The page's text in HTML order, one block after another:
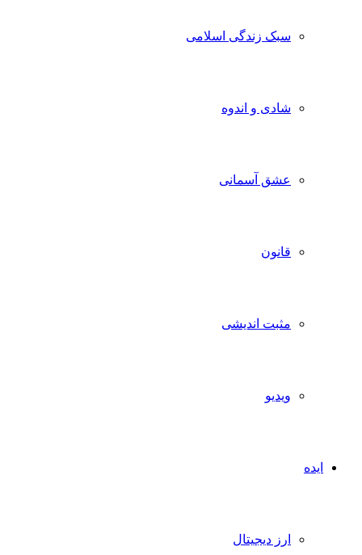
سبک زندگی اسلامی
شادی و اندوه
عشق آسمانی
قانون
مثبت اندیشی
ویدیو
ایده
ارز دیجیتال